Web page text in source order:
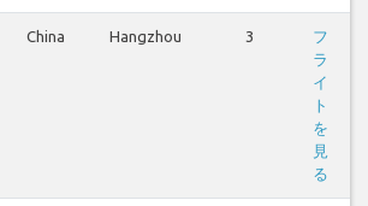
China Hangzhou 3
フ
ラ
イ
ト
を
見
る